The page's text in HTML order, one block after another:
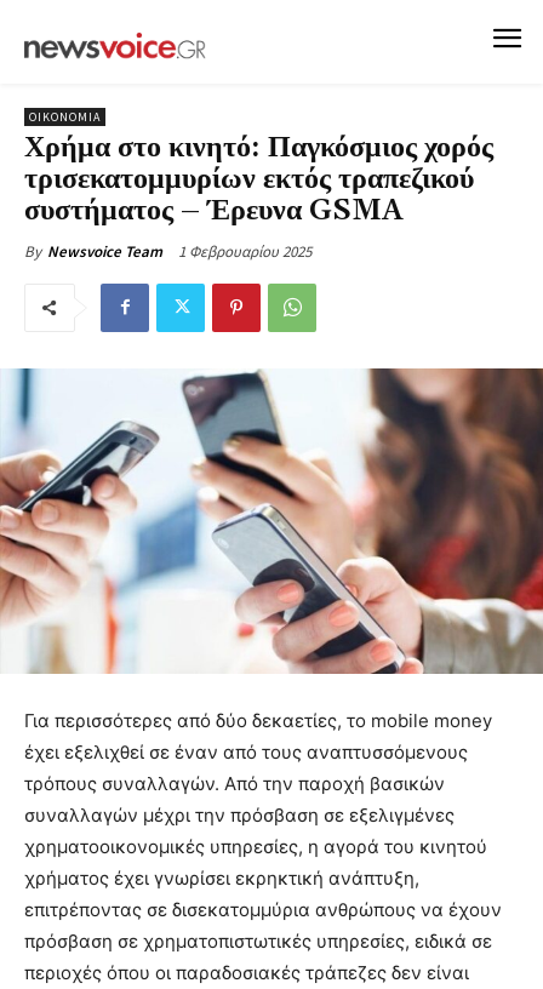
ΟΙΚΟΝΟΜΙΑ
Χρήμα στο κινητό: Παγκόσμιος χορός
τρισεκατομμυρίων εκτός τραπεζικού
συστήματος – Έρευνα GSMA
By Newsvoice Team 1 Φεβρουαρίου 2025
Για περισσότερες από δύο δεκαετίες, το mobile money
έχει εξελιχθεί σε έναν από τους αναπτυσσόμενους
τρόπους συναλλαγών. Από την παροχή βασικών
συναλλαγών μέχρι την πρόσβαση σε εξελιγμένες
χρηματοοικονομικές υπηρεσίες, η αγορά του κινητού
χρήματος έχει γνωρίσει εκρηκτική ανάπτυξη,
επιτρέποντας σε δισεκατομμύρια ανθρώπους να έχουν
πρόσβαση σε χρηματοπιστωτικές υπηρεσίες, ειδικά σε
περιοχές όπου οι παραδοσιακές τράπεζες δεν είναι